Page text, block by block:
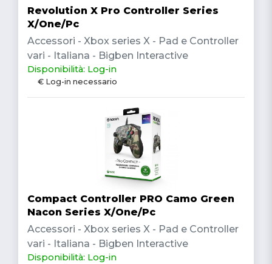
Revolution X Pro Controller Series
X/One/Pc
Accessori - Xbox series X - Pad e Controller
vari - Italiana - Bigben Interactive
Disponibilità: Log-in
€ Log-in necessario
Compact Controller PRO Camo Green
Nacon Series X/One/Pc
Accessori - Xbox series X - Pad e Controller
vari - Italiana - Bigben Interactive
Disponibilità: Log-in